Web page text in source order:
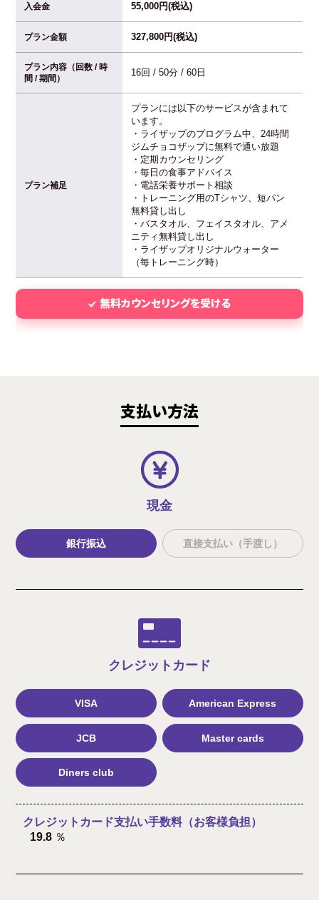
入会金 55,000円(税込)
プラン金額 327,800円(税込)
プラン内容（回数 / 時
間 / 期間）
16回 / 50分 / 60日
プラン補足
プランには以下のサービスが含まれて
います。
・ライザップのプログラム中、24時間
ジムチョコザップに無料で通い放題
・定期カウンセリング
・毎日の食事アドバイス
・電話栄養サポート相談
・トレーニング用のTシャツ、短パン
無料貸し出し
・バスタオル、フェイスタオル、アメ
ニティ無料貸し出し
・ライザップオリジナルウォーター
（毎トレーニング時）
無料カウンセリングを受ける
支払い方法
現金
銀行振込 直接支払い（手渡し）
クレジット カード
VISA American Express
JCB Master cards
Diners club
クレジットカード支払い手数料（お客様負担）
19.8